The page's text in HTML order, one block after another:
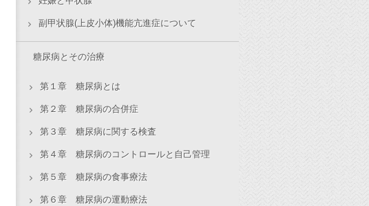
副甲状腺(上皮小体)機能亢進症について
糖尿病とその治療
第１章 糖尿病とは
第２章 糖尿病の合併症
第３章 糖尿病に関する検査
第４章 糖尿病のコントロールと自己管理
第５章 糖尿病の食事療法
第６章 糖尿病の運動療法